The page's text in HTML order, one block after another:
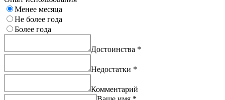
Менее месяца
Не более года
Более года
Достоинства *
Недостатки *
Комментарий